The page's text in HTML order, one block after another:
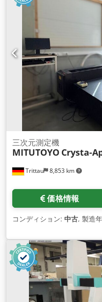
Trittau 8,853 km
三次元測定機
MITUTOYO Crysta-
価格情報
コンディション: 中古, 製造